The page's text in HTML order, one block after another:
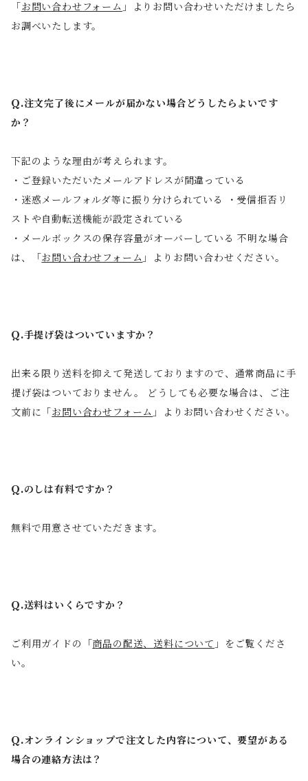
「お問い合わせフォーム 」よりお問い合わせいただけましたら
お調べいたします。
Q.注文完了後にメールが届かない場合どうしたらよいです
か？
下記のような理由が考えられます。
・ご登録いただいたメールアドレスが間違っている
・迷惑メールフォルダ等に振り分けられている ・受信拒否リ
ストや自動転送機能が設定されている
・メールボックスの保存容量がオーバーしている 不明な場合
は、「お問い合わせフォーム 」よりお問い合わせください。
Q.手提げ袋はついていますか？
出来る限り送料を抑えて発送しておりますので、通常商品に手
提げ袋はついておりません。 どうしても必要な場合は、ご注
文前に「お問い合わせフォーム 」よりお問い合わせください。
Q.のしは有料ですか？
無料で用意させていただきます。
Q.送料はいくらですか？
ご利用ガイドの「商品の配送、送料について 」をご覧くださ
い。
Q.オンラインショップで注文した内容について、要望がある
場合の連絡方法は？